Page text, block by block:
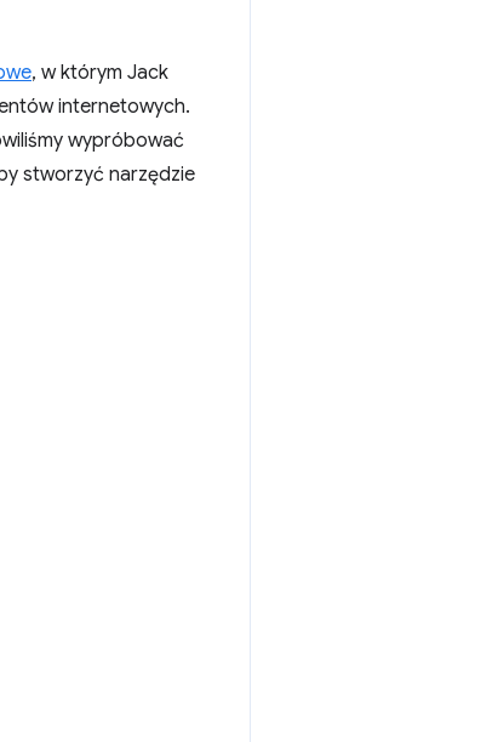
, w którym Jack
internetowych.
wypróbować
stworzyć narzędzie